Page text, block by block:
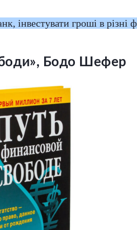
інвестувати гроші в різні
Бодо Шефер